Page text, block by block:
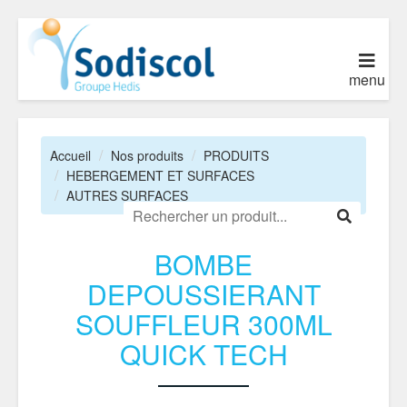
menu
Accueil Nos produits
PRODUITS
HEBERGEMENT ET SURFACES
AUTRES SURFACES
BOMBE
DEPOUSSIERANT
SOUFFLEUR 300ML
QUICK TECH